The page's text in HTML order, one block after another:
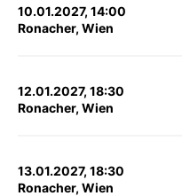
10.01.2027, 14:00
Ronacher, Wien
12.01.2027, 18:30
Ronacher, Wien
13.01.2027, 18:30
Ronacher, Wien